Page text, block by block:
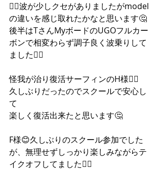
🏄‍♂️波が少しクセがありましたがmodel
の違いを感じ取れたかなと思います🤔
後半はTさんMyボードのUGOフルカー
ボンで相変わらず調子良く波乗りして
ました🏄‍♂️
怪我が治り復活サーフィンのH様🏄‍♀️
久しぶりだったのでスクールで安心し
て
楽しく復活出来たと思います🤔
F様😊久しぶりのスクール参加でした
が、無理せずしっかり楽しみながらテ
イクオフしてました🏄‍♂️